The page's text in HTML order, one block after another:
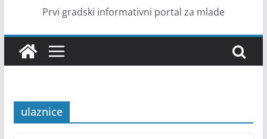
Prvi gradski informativni portal za mlade
ulaznice